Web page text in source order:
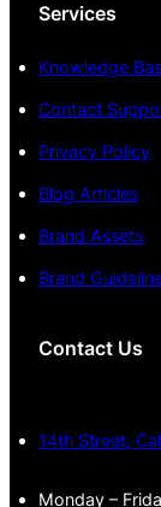
Services
Knowledge
Contact
Privacy Policy
Blog Articles
Brand Assets
Brand
Contact Us
14th Street,
Monday –